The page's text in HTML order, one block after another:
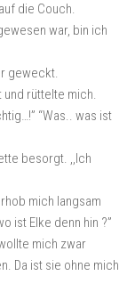
die Couch.
war, bin ich
geweckt.
rüttelte mich.
“Was.. was ist
besorgt. ,,Ich
mich langsam
ist Elke denn hin ?”
mich zwar
Da ist sie ohne mich